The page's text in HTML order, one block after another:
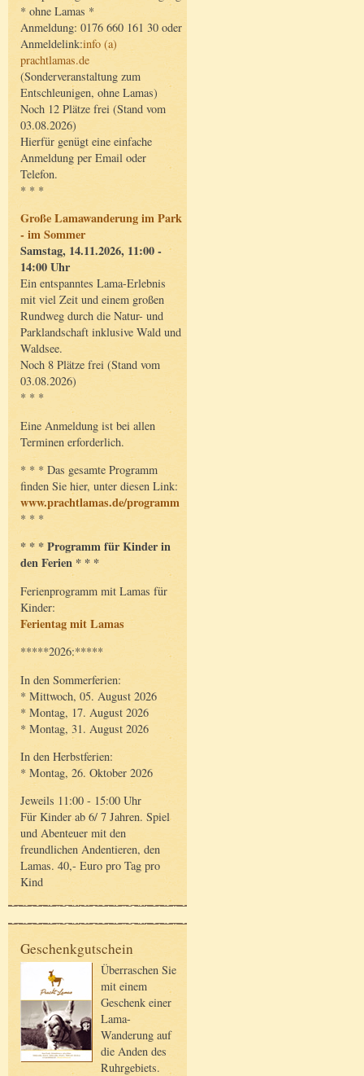
* ohne Lamas *
Anmeldung: 0176 660 161 30 oder
Anmeldelink:info (a)
prachtlamas.de
(Sonderveranstaltung zum
Entschleunigen, ohne Lamas)
Noch 12 Plätze frei (Stand vom
03.08.2026)
Hierfür genügt eine einfache
Anmeldung per Email oder
Telefon.
* * *
Große Lamawanderung im Park
- im Sommer
Samstag, 14.11.2026, 11:00 -
14:00 Uhr
Ein entspanntes Lama-Erlebnis
mit viel Zeit und einem großen
Rundweg durch die Natur- und
Parklandschaft inklusive Wald und
Waldsee.
Noch 8 Plätze frei (Stand vom
03.08.2026)
* * *
Eine Anmeldung ist bei allen
Terminen erforderlich.
* * * Das gesamte Programm
finden Sie hier, unter diesen Link:
www.prachtlamas.de/programm
* * *
* * * Programm für Kinder in
den Ferien * * *
Ferienprogramm mit Lamas für
Kinder:
Ferientag mit Lamas
*****2026:*****
In den Sommerferien:
* Mittwoch, 05. August 2026
* Montag, 17. August 2026
* Montag, 31. August 2026
In den Herbstferien:
* Montag, 26. Oktober 2026
Jeweils 11:00 - 15:00 Uhr
Für Kinder ab 6/ 7 Jahren. Spiel
und Abenteuer mit den
freundlichen Andentieren, den
Lamas. 40,- Euro pro Tag pro
Kind
Geschenkgutschein
Überraschen Sie
mit einem
Geschenk einer
Lama-
Wanderung auf
die Anden des
Ruhrgebiets.